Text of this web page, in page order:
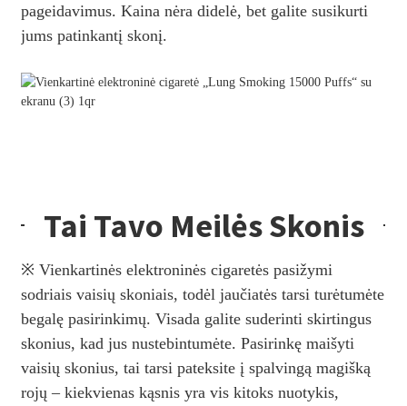
pageidavimus. Kaina nėra didelė, bet galite susikurti
jums patinkantį skonį.
Tai Tavo Meilės Skonis
※ Vienkartinės elektroninės cigaretės pasižymi
sodriais vaisių skoniais, todėl jaučiatės tarsi turėtumėte
begalę pasirinkimų. Visada galite suderinti skirtingus
skonius, kad jus nustebintumėte. Pasirinkę maišyti
vaisių skonius, tai tarsi pateksite į spalvingą magišką
rojų – kiekvienas kąsnis yra vis kitoks nuotykis,